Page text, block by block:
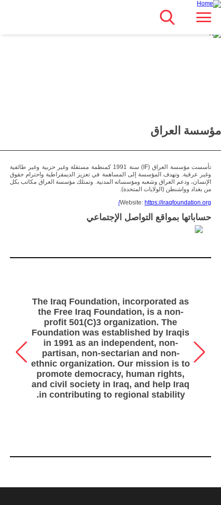
انتقل
مؤسسة العراق
تأسست مؤسسة العراق (IF) سنة 1991 كمنظمة مستقلة وغير حزبية وغير طائفية
وغير عرقية. وتهدف المؤسسة إلى المساهمة في تعزيز الديمقراطية واحترام حقوق
الإنسان، ودعم العراق وشعبه ومؤسساته المدنية. وتمتلك مؤسسة العراق مكاتب بكل
من بغداد وواشنطن (الولايات المتحدة).
Website: https://iraqfoundation.org/
حساباتها بمواقع التواصل الإجتماعي
„
The Iraq Foundation, incorporated as
the Free Iraq Foundation, is a non-
profit 501(C)3 organization. The
Foundation was established by Iraqis
in 1991 as an independent, non-
partisan, non-sectarian and non-
ethnic organization. Our mission is to
promote democracy, human rights,
and civil society in Iraq, and help Iraq
in contributing to regional stability.